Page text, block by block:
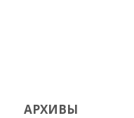
АРХИВЫ